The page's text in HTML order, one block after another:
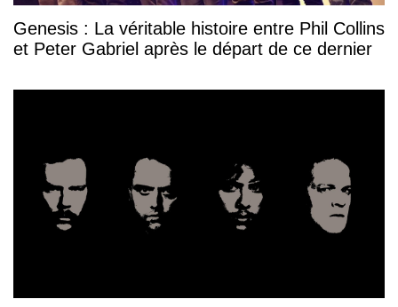
Genesis : La véritable histoire entre Phil Collins
et Peter Gabriel après le départ de ce dernier